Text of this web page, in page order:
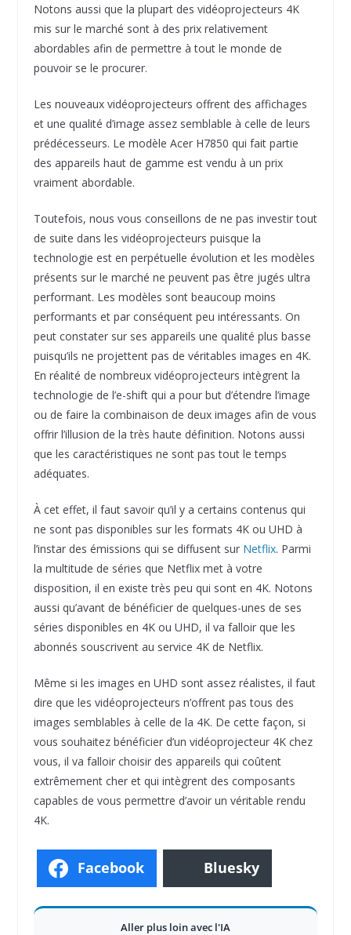
Notons aussi que la plupart des vidéoprojecteurs 4K
mis sur le marché sont à des prix relativement
abordables afin de permettre à tout le monde de
pouvoir se le procurer.
Les nouveaux vidéoprojecteurs offrent des affichages
et une qualité d’image assez semblable à celle de leurs
prédécesseurs. Le modèle Acer H7850 qui fait partie
des appareils haut de gamme est vendu à un prix
vraiment abordable.
Toutefois, nous vous conseillons de ne pas investir tout
de suite dans les vidéoprojecteurs puisque la
technologie est en perpétuelle évolution et les modèles
présents sur le marché ne peuvent pas être jugés ultra
performant. Les modèles sont beaucoup moins
performants et par conséquent peu intéressants. On
peut constater sur ses appareils une qualité plus basse
puisqu’ils ne projettent pas de véritables images en 4K.
En réalité de nombreux vidéoprojecteurs intègrent la
technologie de l’e-shift qui a pour but d’étendre l’image
ou de faire la combinaison de deux images afin de vous
offrir l’illusion de la très haute définition. Notons aussi
que les caractéristiques ne sont pas tout le temps
adéquates.
À cet effet, il faut savoir qu’il y a certains contenus qui
ne sont pas disponibles sur les formats 4K ou UHD à
l’instar des émissions qui se diffusent sur Netflix. Parmi
la multitude de séries que Netflix met à votre
disposition, il en existe très peu qui sont en 4K. Notons
aussi qu’avant de bénéficier de quelques-unes de ses
séries disponibles en 4K ou UHD, il va falloir que les
abonnés souscrivent au service 4K de Netflix.
Même si les images en UHD sont assez réalistes, il faut
dire que les vidéoprojecteurs n’offrent pas tous des
images semblables à celle de la 4K. De cette façon, si
vous souhaitez bénéficier d’un vidéoprojecteur 4K chez
vous, il va falloir choisir des appareils qui coûtent
extrêmement cher et qui intègrent des composants
capables de vous permettre d’avoir un véritable rendu
4K.
Facebook Bluesky
Aller plus loin avec l'IA